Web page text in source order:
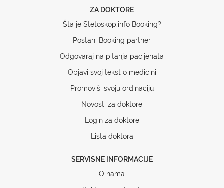
ZA DOKTORE
Šta je Stetoskop.info Booking?
Postani Booking partner
Odgovaraj na pitanja pacijenata
Objavi svoj tekst o medicini
Promoviši svoju ordinaciju
Novosti za doktore
Login za doktore
Lista doktora
SERVISNE INFORMACIJE
O nama